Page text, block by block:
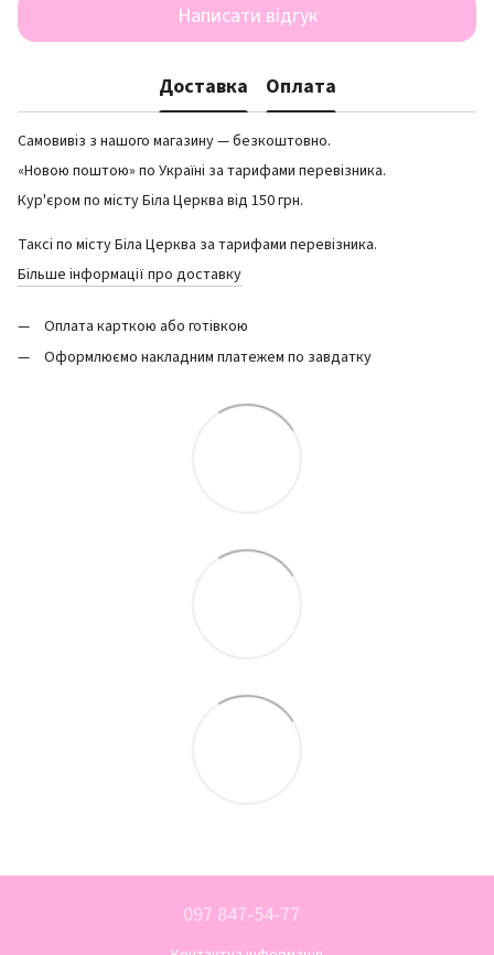
Написати відгук
Доставка Оплата
Самовивіз з нашого магазину — безкоштовно.
«Новою поштою» по Україні за тарифами перевізника.
Кур'єром по місту Біла Церква від 150 грн.
Таксі по місту Біла Церква за тарифами перевізника.
Більше інформації про доставку
Оплата карткою або готівкою
Оформлюємо накладним платежем по завдатку
097 847-54-77